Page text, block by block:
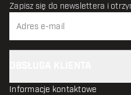
Zapisz się do newslettera i
Informacje kontaktowe